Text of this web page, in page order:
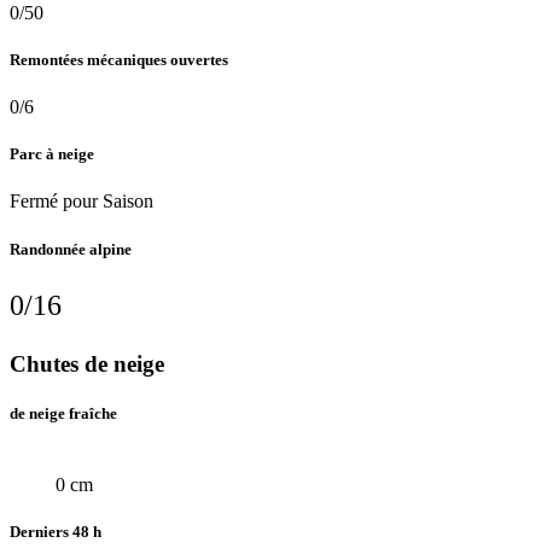
0/50
Remontées mécaniques ouvertes
0/6
Parc à neige
Fermé pour Saison
Randonnée alpine
0/16
Chutes de neige
de neige fraîche
0 cm
Derniers 48 h